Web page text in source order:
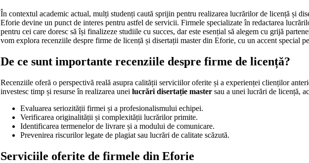
În contextul academic actual, mulți studenți caută sprijin pentru realizarea lucrărilor de licență și
Eforie devine un punct de interes pentru astfel de servicii. Firmele specializate în redactarea
pentru cei care doresc să își finalizeze studiile cu succes, dar este esențial să alegem cu grijă
vom explora recenziile despre firme de licență și disertații master din Eforie, cu un accent special
De ce sunt importante recenziile despre firme de licență?
Recenziile oferă o perspectivă reală asupra calității serviciilor oferite și a experienței clienților
investesc timp și resurse în realizarea unei lucrări disertație master sau a unei lucrări de licență,
Evaluarea seriozității firmei și a profesionalismului echipei.
Verificarea originalității și complexității lucrărilor primite.
Identificarea termenelor de livrare și a modului de comunicare.
Prevenirea riscurilor legate de plagiat sau lucrări de calitate scăzută.
Serviciile oferite de firmele din Eforie